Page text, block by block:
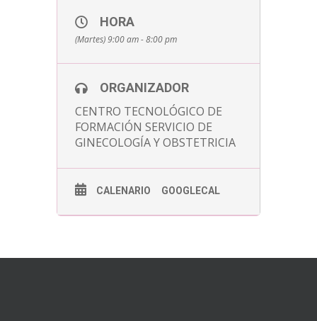
HORA
(Martes) 9:00 am - 8:00 pm
ORGANIZADOR
CENTRO TECNOLÓGICO DE
FORMACIÓN SERVICIO DE
GINECOLOGÍA Y OBSTETRICIA
CALENARIO GOOGLECAL